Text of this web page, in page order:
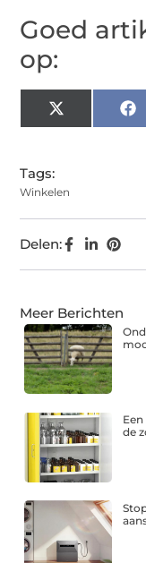
Goed
op:
X
(Twitter)
Tags:
Winkelen
Delen:
Meer Berichten
de